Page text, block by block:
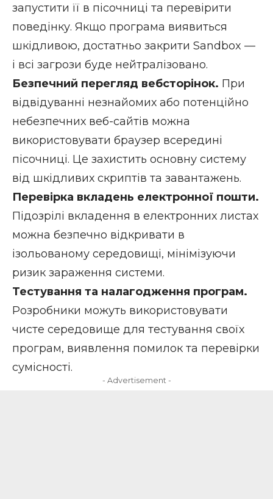
запустити її в пісочниці та перевірити
поведінку. Якщо програма виявиться
шкідливою, достатньо закрити Sandbox —
і всі загрози буде нейтралізовано.
Безпечний перегляд вебсторінок. При
відвідуванні незнайомих або потенційно
небезпечних веб-сайтів можна
використовувати браузер всередині
пісочниці. Це захистить основну систему
від шкідливих скриптів та завантажень.
Перевірка вкладень електронної пошти.
Підозрілі вкладення в електронних листах
можна безпечно відкривати в
ізольованому середовищі, мінімізуючи
ризик зараження системи.
Тестування та налагодження програм.
Розробники можуть використовувати
чисте середовище для тестування своїх
програм, виявлення помилок та перевірки
сумісності.
- Advertisement -